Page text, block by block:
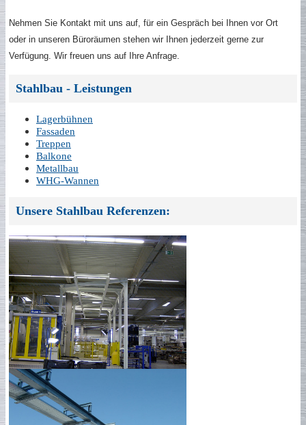
Nehmen Sie Kontakt mit uns auf, für ein Gespräch bei Ihnen vor Ort
oder in unseren Büroräumen stehen wir Ihnen jederzeit gerne zur
Verfügung. Wir freuen uns auf Ihre Anfrage.
Stahlbau - Leistungen
Lagerbühnen
Fassaden
Treppen
Balkone
Metallbau
WHG-Wannen
Unsere Stahlbau Referenzen: